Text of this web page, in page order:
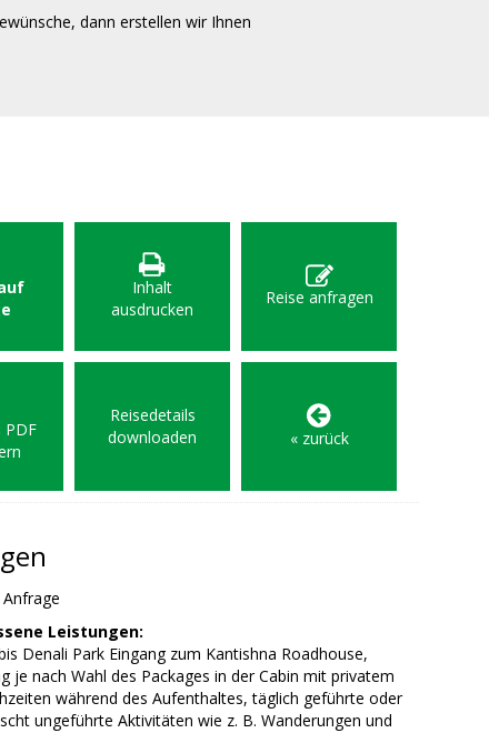
dann erstellen wir Ihnen
Inhalt
ausdrucken
Reise anfragen
PDF
Reisedetails
downloaden
« zurück
Leistungen:
Denali Park Eingang zum Kantishna Roadhouse,
je nach Wahl des Packages in der Cabin mit privatem
während des Aufenthaltes, täglich geführte oder
ungeführte Aktivitäten wie z. B. Wanderungen und